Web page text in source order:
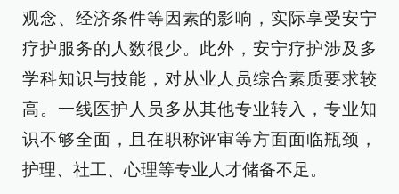
观念、经济条件等因素的影响，实际享受安宁
疗护服务的人数很少。此外，安宁疗护涉及多
学科知识与技能，对从业人员综合素质要求较
高。一线医护人员多从其他专业转入，专业知
识不够全面，且在职称评审等方面面临瓶颈，
护理、社工、心理等专业人才储备不足。